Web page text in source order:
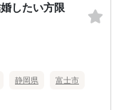
したい方限
静岡県 富士市